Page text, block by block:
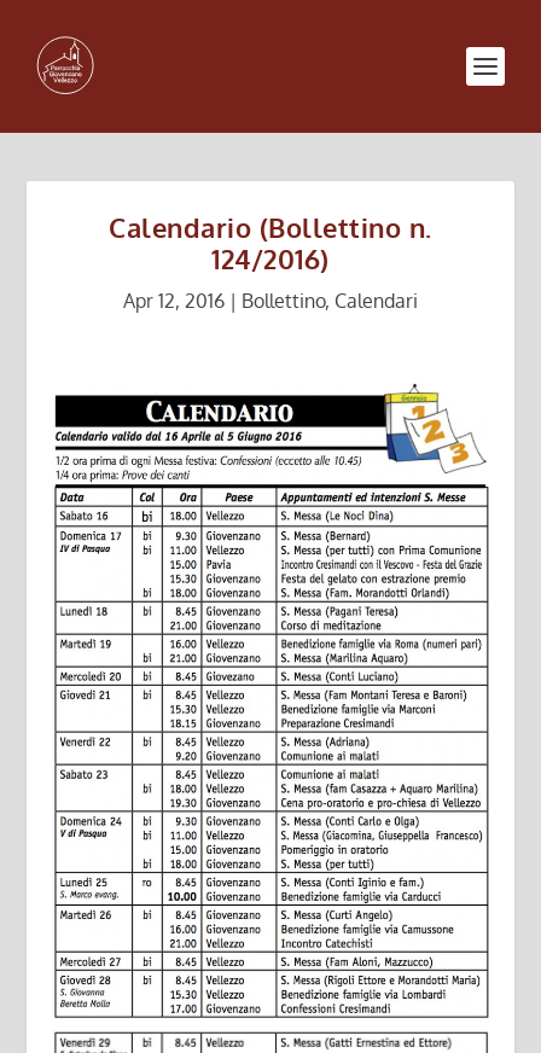
Calendario (Bollettino n.
124/2016)
Apr 12, 2016 | Bollettino, Calendari